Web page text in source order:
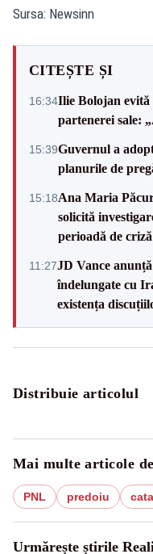
Sursa: Newsinn
CITEȘTE ȘI
16:34Ilie Bolojan evită
partenerei sale:
15:39Guvernul a
planurile de
15:18Ana Maria
solicită
perioadă de criză
11:27JD Vance
îndelungate cu
existența
Distribuie articolul
Mai multe articole
PNL predoiu
Urmărește știrile